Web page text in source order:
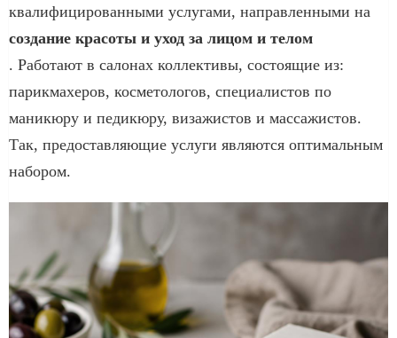
квалифицированными услугами, направленными на
создание красоты и уход за лицом и телом
. Работают в салонах коллективы, состоящие из:
парикмахеров, косметологов, специалистов по
маникюру и педикюру, визажистов и массажистов.
Так, предоставляющие услуги являются оптимальным
набором.